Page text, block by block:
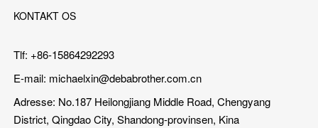
KONTAKT OS
Tlf: +86-15864292293
E-mail: michaelxin@debabrother.com.cn
Adresse: No.187 Heilongjiang Middle Road, Chengyang
District, Qingdao City, Shandong-provinsen, Kina